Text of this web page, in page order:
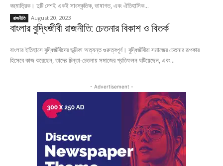
বহুমাত্রিক। দুটি দেশই একই সাংস্কৃতিক, ভাষাগত, এবং ঐতিহাসিক...
রাজনীতি August 20, 2023
বাংলার বুদ্ধিজীবী রাজনীতি: চেতনার বিকাশ ও বিতর্ক
বাংলার ইতিহাসে বুদ্ধিজীবীদের ভূমিকা অত্যন্ত গুরুত্বপূর্ণ। বুদ্ধিজীবীরা সমাজের চেতনার রূপকার
হিসেবে কাজ করেছেন, তাদের চিন্তা-চেতনায় সমাজের প্রতিফলন ঘটিয়েছেন, এবং...
- Advertisement -